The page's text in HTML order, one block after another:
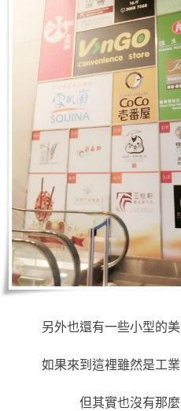
另外也還有一些小型的
如果來到這裡雖然是工
但其實也沒有那麼